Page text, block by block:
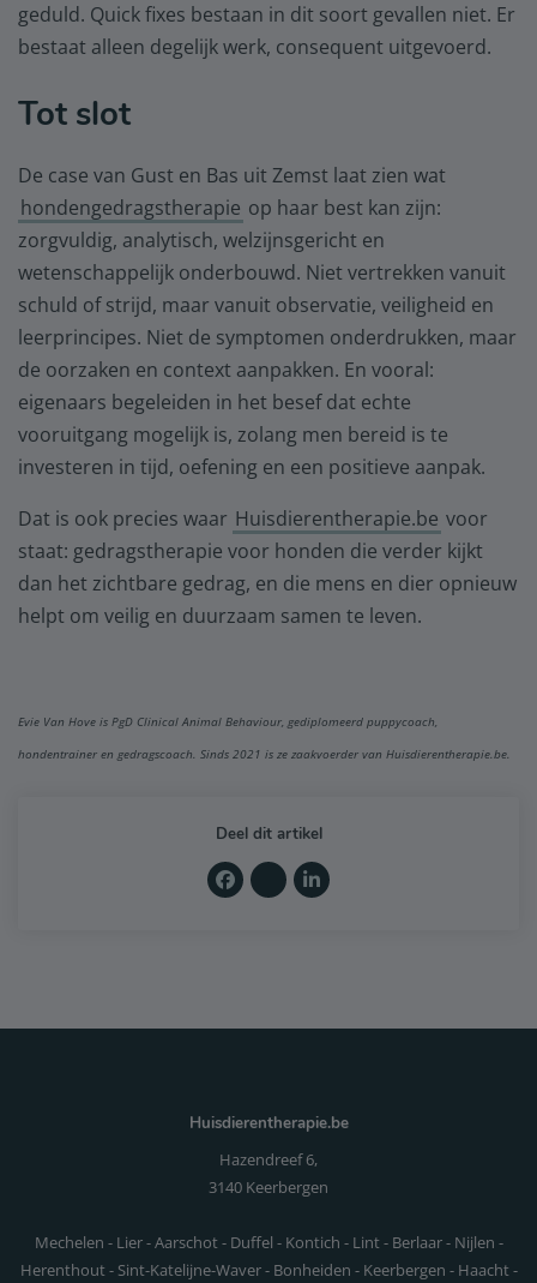
geduld. Quick fixes bestaan in dit soort gevallen niet. Er
bestaat alleen degelijk werk, consequent uitgevoerd.
Tot slot
De case van Gust en Bas uit Zemst laat zien wat
hondengedragstherapie op haar best kan zijn:
zorgvuldig, analytisch, welzijnsgericht en
wetenschappelijk onderbouwd. Niet vertrekken vanuit
schuld of strijd, maar vanuit observatie, veiligheid en
leerprincipes. Niet de symptomen onderdrukken, maar
de oorzaken en context aanpakken. En vooral:
eigenaars begeleiden in het besef dat echte
vooruitgang mogelijk is, zolang men bereid is te
investeren in tijd, oefening en een positieve aanpak.
Dat is ook precies waar Huisdierentherapie.be voor
staat: gedragstherapie voor honden die verder kijkt
dan het zichtbare gedrag, en die mens en dier opnieuw
helpt om veilig en duurzaam samen te leven.
Evie Van Hove is PgD Clinical Animal Behaviour, gediplomeerd puppycoach,
hondentrainer en gedragscoach. Sinds 2021 is ze zaakvoerder van Huisdierentherapie.be.
Deel dit artikel
Huisdierentherapie.be
Hazendreef 6,
3140 Keerbergen
Mechelen - Lier - Aarschot - Duffel - Kontich - Lint - Berlaar - Nijlen -
Herenthout - Sint-Katelijne-Waver - Bonheiden - Keerbergen - Haacht -